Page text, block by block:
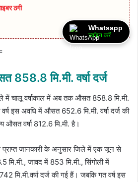
ठगी
मि.मी. वर्षा दर्ज
चालू वर्षाकाल में अब तक औसत 858.8 मि.मी.
इस अवधि में औसत 652.6 मि.मी. वर्षा दर्ज की
औसत वर्षा 812.6 मि.मी. है।
जानकारी के अनुसार जिले में एक जून से
मि.मी., जावद में 853 मि.मी., सिंगोली में
मि.मी.वर्षा दर्ज की गई हैं। जबकि गत वर्ष इस
Whatsapp
ज्वॉइन करें